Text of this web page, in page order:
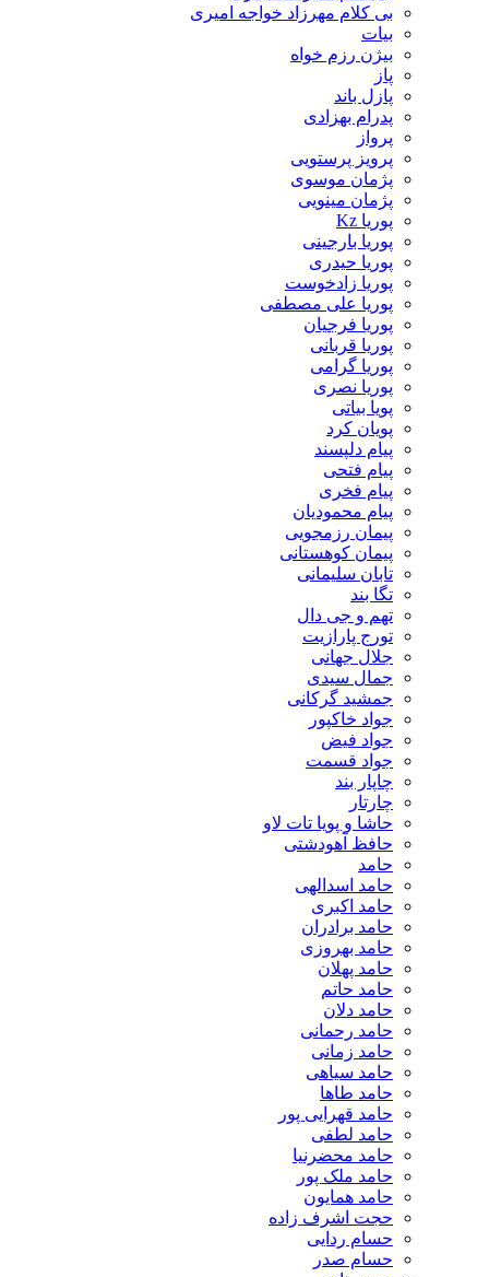
بی کلام مهرزاد خواجه امیری
بیات
بیژن رزم خواه
پاز
پازل باند
پدرام بهزادی
پرواز
پرویز پرستویی
پژمان موسوی
پژمان مینویی
پوریا Kz
پوریا بارجینی
پوریا حیدری
پوریا زادخوست
پوریا علی مصطفی
پوریا فرجیان
پوریا قربانی
پوریا گرامی
پوریا نصری
پویا بیاتی
پویان کرد
پیام دلپسند
پیام فتحی
پیام فخری
پیام محمودیان
پیمان رزمجویی
پیمان کوهستانی
تابان سلیمانی
تگا بند
تهم و جی دال
تورج پارازیت
جلال جهانی
جمال سیدی
جمشید گرکانی
جواد خاکپور
جواد فیض
جواد قسمت
چاپار بند
چارتار
حاشا و پویا تات لاو
حافظ آهودشتی
حامد
حامد اسدالهی
حامد اکبری
حامد برادران
حامد بهروزی
حامد پهلان
حامد حاتم
حامد دلان
حامد رحمانی
حامد زمانی
حامد سیاهی
حامد طاها
حامد قهرایی پور
حامد لطفی
حامد محضرنیا
حامد ملک پور
حامد همایون
حجت اشرف زاده
حسام ردایی
حسام صدر